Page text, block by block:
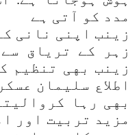
مدد کو آتی ہے
زینب اپنی نانی
زہر کے تریاق
زینب بهی تنظیم
اطلاع سلیمان
بهی رہا
مزید تربیت اور